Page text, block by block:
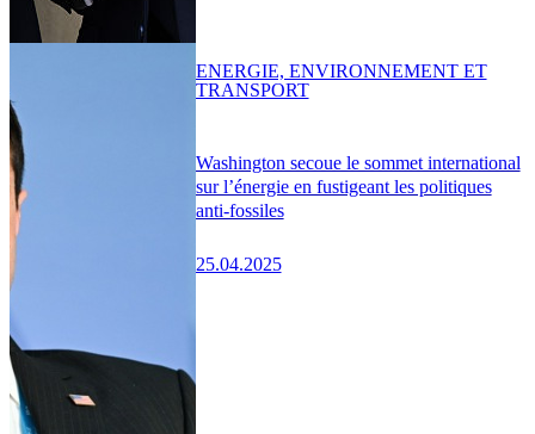
Washington secoue le sommet international
sur l’énergie en fustigeant les politiques
anti-fossiles
25.04.2025
ENERGIE, ENVIRONNEMENT ET
TRANSPORT